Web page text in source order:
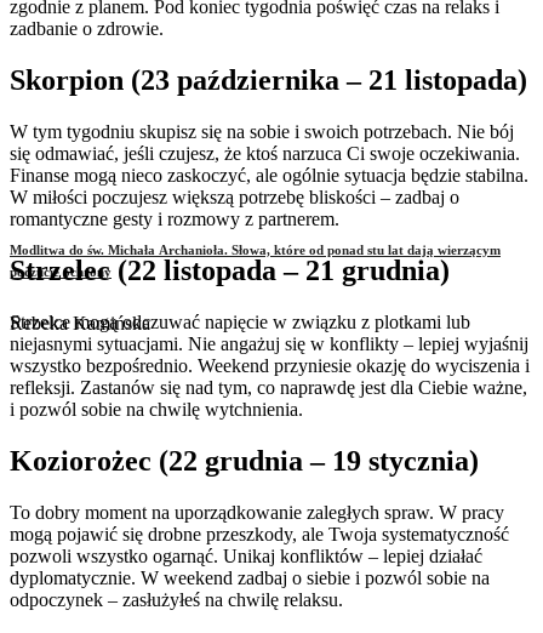
Modlitwa do św. Michała Archanioła. Słowa, które od ponad stu lat dają wierzącym
poczucie ochrony
Rebeka Kamińska
zgodnie z planem. Pod koniec tygodnia poświęć czas na relaks i
zadbanie o zdrowie.
Skorpion (23 października – 21 listopada)
W tym tygodniu skupisz się na sobie i swoich potrzebach. Nie bój
się odmawiać, jeśli czujesz, że ktoś narzuca Ci swoje oczekiwania.
Finanse mogą nieco zaskoczyć, ale ogólnie sytuacja będzie stabilna.
W miłości poczujesz większą potrzebę bliskości – zadbaj o
romantyczne gesty i rozmowy z partnerem.
Strzelec (22 listopada – 21 grudnia)
Strzelce mogą odczuwać napięcie w związku z plotkami lub
niejasnymi sytuacjami. Nie angażuj się w konflikty – lepiej wyjaśnij
wszystko bezpośrednio. Weekend przyniesie okazję do wyciszenia i
refleksji. Zastanów się nad tym, co naprawdę jest dla Ciebie ważne,
i pozwól sobie na chwilę wytchnienia.
Koziorożec (22 grudnia – 19 stycznia)
To dobry moment na uporządkowanie zaległych spraw. W pracy
mogą pojawić się drobne przeszkody, ale Twoja systematyczność
pozwoli wszystko ogarnąć. Unikaj konfliktów – lepiej działać
dyplomatycznie. W weekend zadbaj o siebie i pozwól sobie na
odpoczynek – zasłużyłeś na chwilę relaksu.